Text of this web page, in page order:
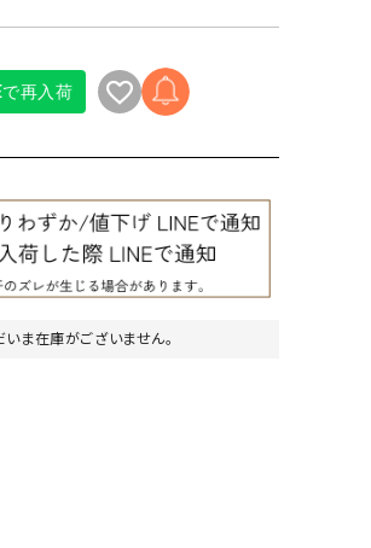
ィション）
ーウィロー） prit（プリット）
ューブシュガー） PUMA（プーマ）
STAR（コンバースオー
Risley（リズレー）
で再入荷
ま在庫がございません。